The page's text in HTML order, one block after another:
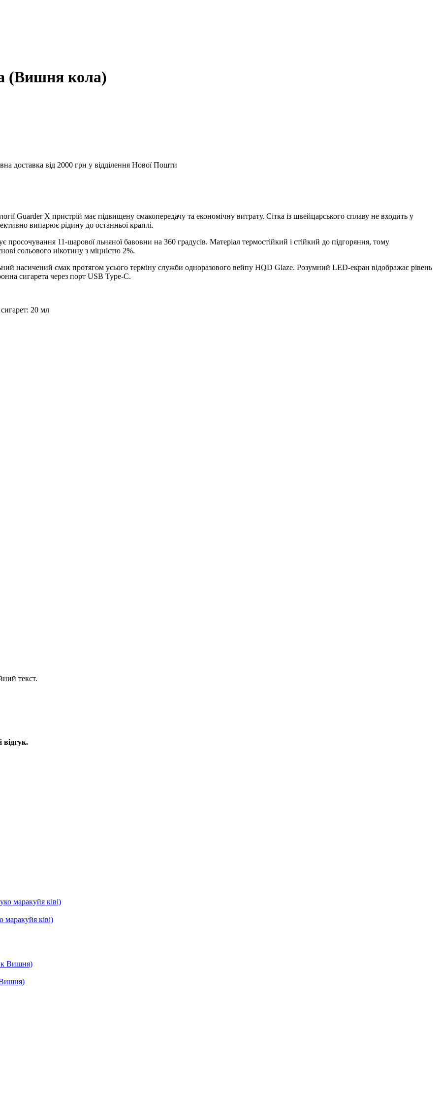
(Вишня кола)
доставка від 2000 грн у відділення Нової Пошти
Guarder X пристрій має підвищену смакопередачу та економічну витрату. Сітка із швейцарського сплаву не входить у
випарює рідину до останньої краплі.
просочування 11-шарової льняної бавовни на 360 градусів. Матеріал термостійкий і стійкий до підгоряння, тому
сольового нікотину з міцністю 2%.
насичений смак протягом усього терміну служби одноразового вейпу HQD Glaze. Розумний LED-екран відображає рівень
сигарета через порт USB Type-C.
20 мл
текст.
ківі)